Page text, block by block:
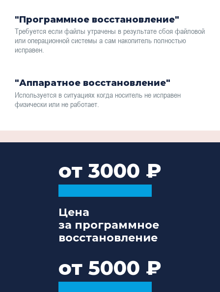
"Программное восстановление"
Требуется если файлы утрачены в результате сбоя файловой
или операционной системы а сам накопитель полностью
исправен.
"Аппаратное восстановление"
Используется в ситуациях когда носитель не исправен
физически или не работает.
от 3000
Цена
за программное
восстановление
от 5000